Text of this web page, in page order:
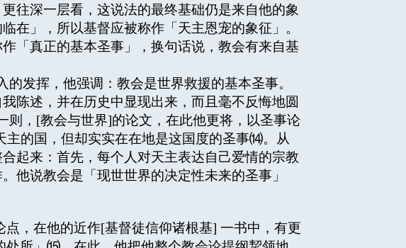
往深一层看，这说法的最终基础仍是来自他的象
在」，所以基督应被称作「天主恩宠的象征」。
「真正的基本圣事」，换句话说，教会有来自基
发挥，他强调：教会是世界救援的基本圣事。
陈述，并在历史中显现出来，而且毫不反悔地圆
则，[教会与世界]的论文，在此他更将，以圣事论
主的国，但却实实在在地是这国度的圣事⒁。从
起来：首先，每个人对天主表达自己爱情的宗教
他说教会是「现世世界的决定性未来的圣事」
，在他的近作[基督徒信仰诸根基] 一书中，有更